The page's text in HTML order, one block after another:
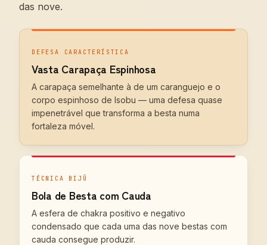
das nove.
DEFESA CARACTERÍSTICA
Vasta Carapaça Espinhosa
A carapaça semelhante à de um caranguejo e o
corpo espinhoso de Isobu — uma defesa quase
impenetrável que transforma a besta numa
fortaleza móvel.
TÉCNICA BIJŪ
Bola de Besta com Cauda
A esfera de chakra positivo e negativo
condensado que cada uma das nove bestas com
cauda consegue produzir.